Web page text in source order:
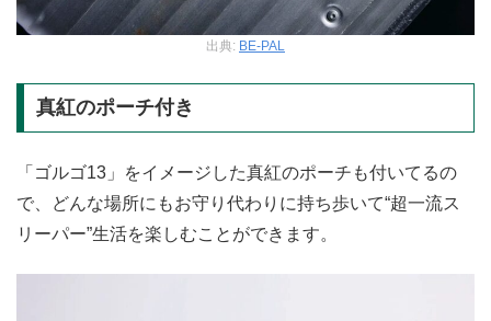
出典: BE-PAL
真紅のポーチ付き
「ゴルゴ13」をイメージした真紅のポーチも付いてるの
で、どんな場所にもお守り代わりに持ち歩いて“超一流ス
リーパー”生活を楽しむことができます。